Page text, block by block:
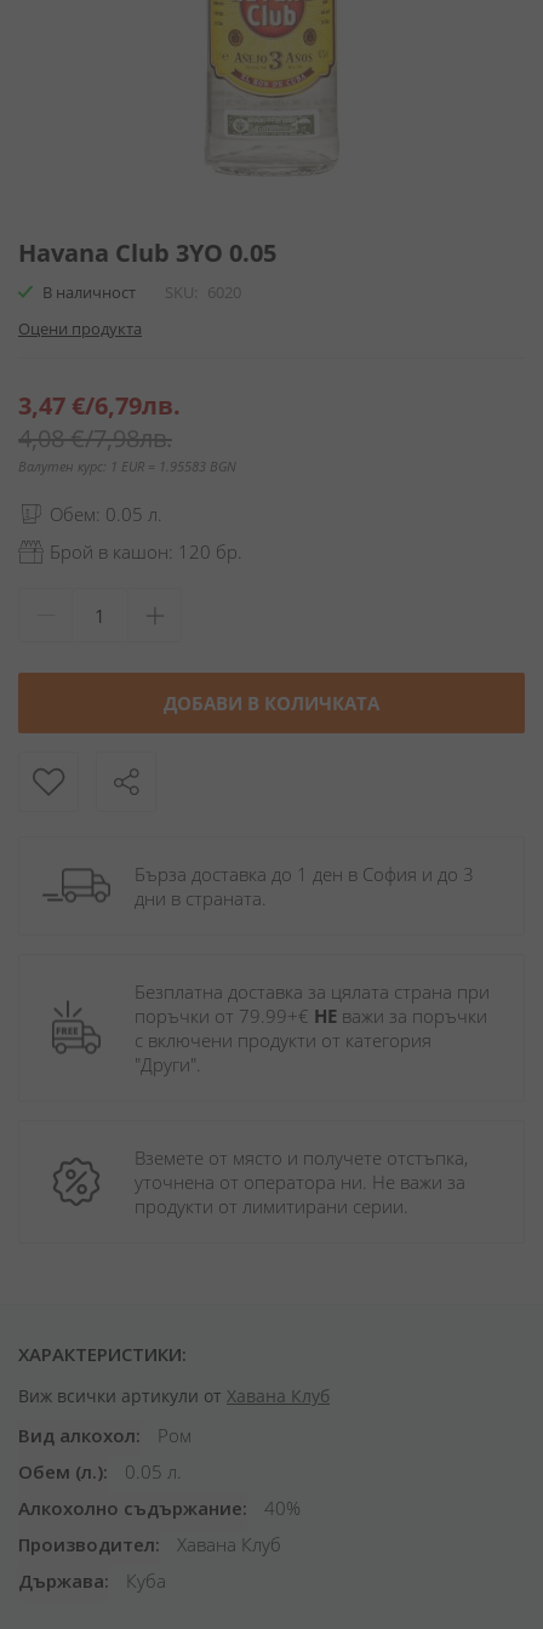
към
на
галерия
със
Havana Club 3YO 0.05
В наличност SKU
6020
Оцени продукта
Специална
цена
3,47 €/6,79лв.
4,08 €/7,98лв.
Валутен курс: 1 EUR = 1.95583 BGN
Обем: 0.05 л.
Брой в кашон: 120 бр.
ДОБАВИ В КОЛИЧКАТА
Бърза доставка до 1 ден в София и до 3
дни в страната.
Безплатна доставка за цялата страна при
поръчки от 79.99+€ НЕ важи за поръчки
с включени продукти от категория
"Други".
Вземете от място и получете отстъпка,
уточнена от оператора ни. Не важи за
продукти от лимитирани серии.
ХАРАКТЕРИСТИКИ:
Виж всички артикули от Хавана Клуб
Вид алкохол
Ром
Обем (л.)
0.05 л.
Алкохолно съдържание
40%
Производител
Хавана Клуб
Държава
Куба